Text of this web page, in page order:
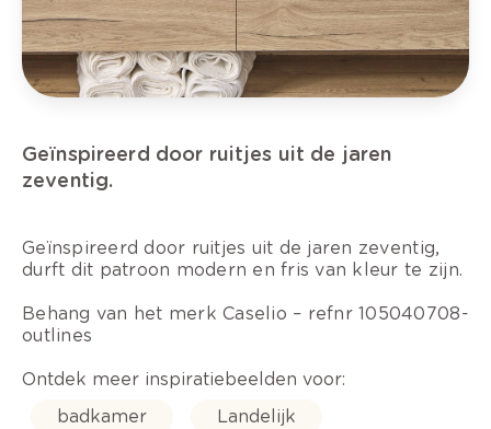
Geïnspireerd door ruitjes uit de jaren
zeventig.
Geïnspireerd door ruitjes uit de jaren zeventig,
durft dit patroon modern en fris van kleur te zijn.
Behang van het merk Caselio – refnr 105040708-
outlines
Ontdek meer inspiratiebeelden voor:
badkamer
Landelijk